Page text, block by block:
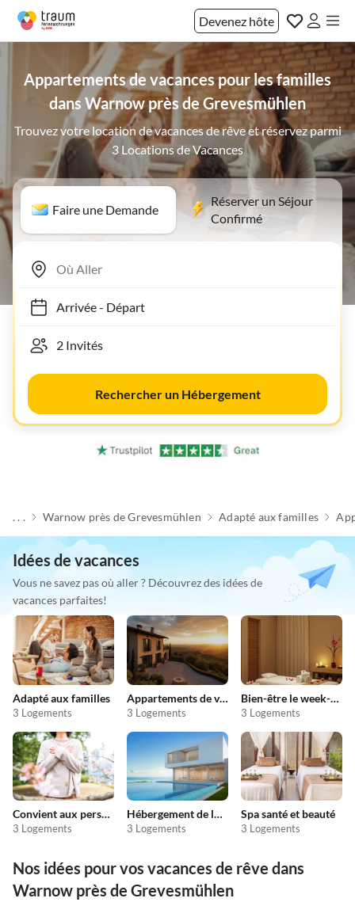
Devenez hôte
Appartements de vacances pour les familles
dans Warnow près de Grevesmühlen
Trouvez votre location de vacances de rêve et réservez parmi
3 Locations de Vacances
Faire une Demande
Réserver un Séjour
Confirmé
Arrivée- Départ
Rechercher un Hébergement
. . . Warnow près de Grevesmühlen Adapté aux familles
Idées de vacances
Vous ne savez pas où aller ? Découvrez des idées de
vacances parfaites!
Adapté aux familles
3 Logements
Appartements de vacances pas chers
3 Logements
Bien-être le week-end
3 Logements
Convient aux personnes allergiques
3 Logements
Hébergement de luxe
3 Logements
Spa santé et beauté
3 Logements
Nos idées pour vos vacances de rêve dans
Warnow près de Grevesmühlen